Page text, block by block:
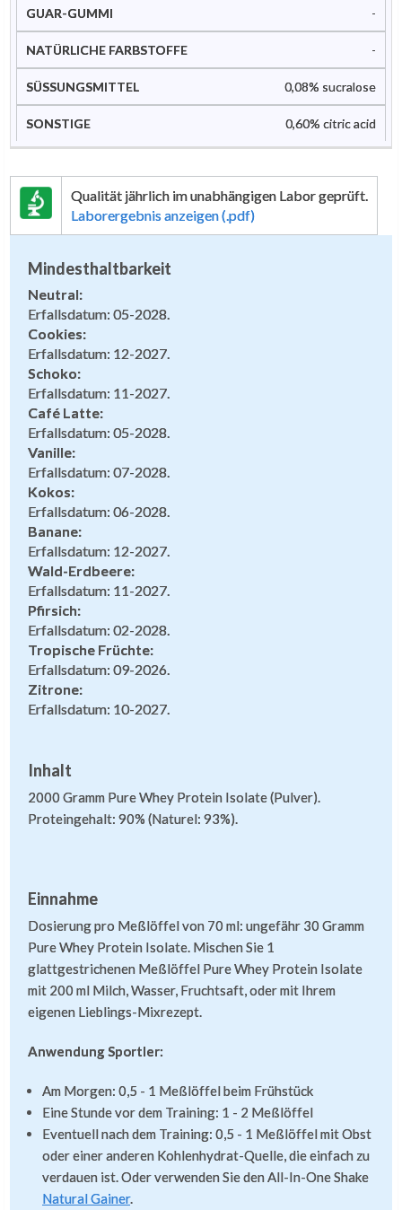
-
-
0,08% sucralose
0,60% citric acid
Qualität jährlich im unabhängigen Labor geprüft.
Laborergebnis anzeigen (.pdf)
Mindesthaltbarkeit
Neutral:
Erfallsdatum: 05-2028.
Cookies:
Erfallsdatum: 12-2027.
Schoko:
Erfallsdatum: 11-2027.
Café Latte:
Erfallsdatum: 05-2028.
Vanille:
Erfallsdatum: 07-2028.
Kokos:
Erfallsdatum: 06-2028.
Banane:
Erfallsdatum: 12-2027.
Wald-Erdbeere:
Erfallsdatum: 11-2027.
Pfirsich:
Erfallsdatum: 02-2028.
Tropische Früchte:
Erfallsdatum: 09-2026.
Zitrone:
Erfallsdatum: 10-2027.
Inhalt
2000 Gramm Pure Whey Protein Isolate (Pulver).
Proteingehalt: 90% (Naturel: 93%).
Einnahme
Dosierung pro Meßlöffel von 70 ml: ungefähr 30 Gramm
Pure Whey Protein Isolate. Mischen Sie 1
glattgestrichenen Meßlöffel Pure Whey Protein Isolate
mit 200 ml Milch, Wasser, Fruchtsaft, oder mit Ihrem
eigenen Lieblings-Mixrezept.
Anwendung Sportler:
Am Morgen: 0,5 - 1 Meßlöffel beim Frühstück
Eine Stunde vor dem Training: 1 - 2 Meßlöffel
Eventuell nach dem Training: 0,5 - 1 Meßlöffel mit Obst
oder einer anderen Kohlenhydrat-Quelle, die einfach zu
verdauen ist. Oder verwenden Sie den All-In-One Shake
Natural Gainer.